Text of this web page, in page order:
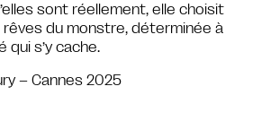
sont réellement, elle choisit
rêves du monstre, déterminée à
qui s’y cache.
– Cannes 2025